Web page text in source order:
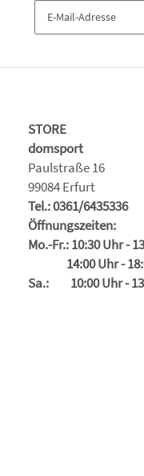
STORE
domsport
Paulstraße 16
99084 Erfurt
Tel.: 0361/6435336
Öffnungszeiten:
Mo.-Fr.: 10:30 Uhr -
14:00 Uhr -
Sa.: 10:00 Uhr -